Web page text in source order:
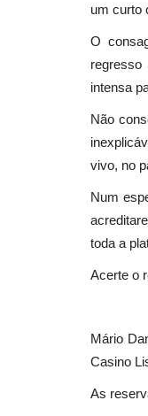
um curto
O
intensa
Não
vivo, no
Num
toda a
Acerte o
Mário
Casino
As